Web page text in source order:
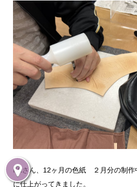
KKさん、12ヶ月の色紙 ２月分の制作
に仕上がってきました。